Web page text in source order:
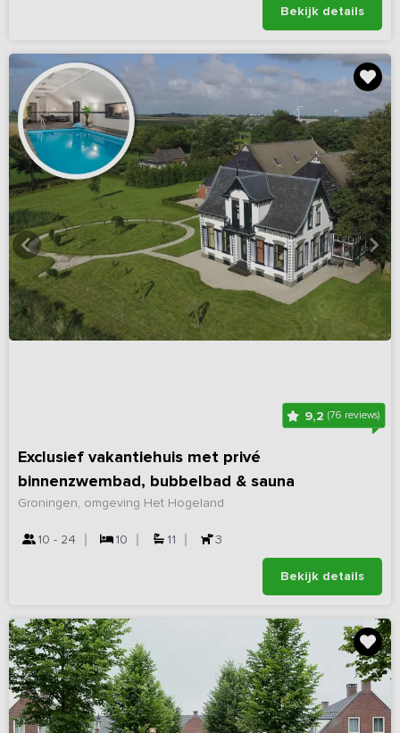
Bekijk details
9,2 (76 reviews)
Exclusief vakantiehuis met privé
binnenzwembad, bubbelbad & sauna
Groningen, omgeving Het Hogeland
10 - 24 10 11 3
Bekijk details